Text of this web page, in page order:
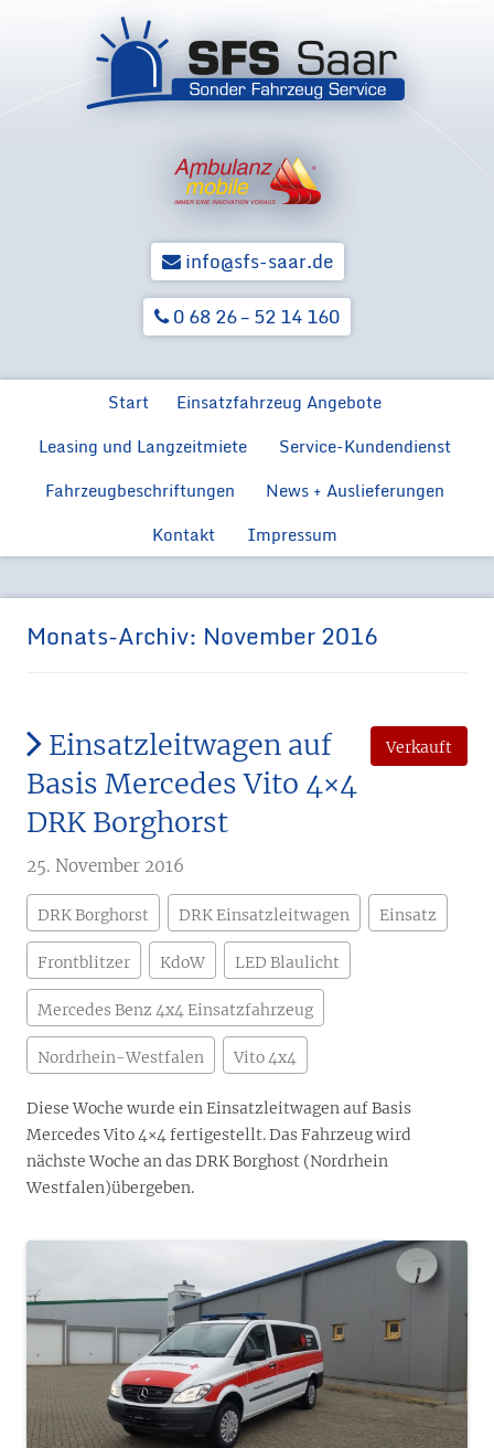
info@sfs-saar.de
0 68 26 – 52 14 160
Zum Inhalt springen
Start Einsatzfahrzeug Angebote
Ford Neuwagen für BOS
Ford
Feuerwehr
Ford Transit MZF
Leasing und Langzeitmiete Service-Kundendienst
Rückrüstung von
Fahrzeugbeschriftungen
News + Auslieferungen
Kontakt
Impressum
Monats-Archiv: November 2016
Verkauft
Einsatzleitwagen auf
Basis Mercedes Vito 4×4
DRK Borghorst
25. November 2016
DRK Borghorst DRK Einsatzleitwagen Einsatz
Frontblitzer KdoW LED Blaulicht
Mercedes Benz 4x4 Einsatzfahrzeug
Nordrhein-Westfalen Vito 4x4
Diese Woche wurde ein Einsatzleitwagen auf Basis
Mercedes Vito 4×4 fertigestellt. Das Fahrzeug wird
nächste Woche an das DRK Borghost (Nordrhein
Westfalen)übergeben.